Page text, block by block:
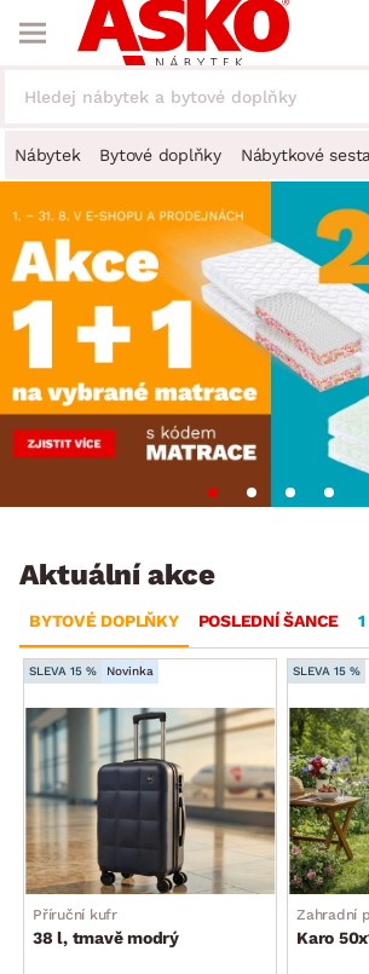
Nábytek Bytové doplňky Nábytkové
Aktuální akce
BYTOVÉ DOPLŇKY POSLEDNÍ ŠANCE
SLEVA 15 % Novinka
Příruční kufr
38 l, tmavě modrý
SLEVA 15 %
Zahradní
Karo